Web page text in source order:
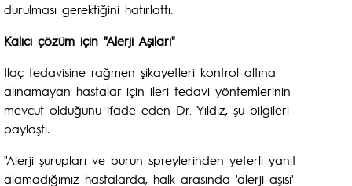
durulması gerektiğini hatırlattı.
Kalıcı çözüm için "Alerji Aşıları"
İlaç tedavisine rağmen şikayetleri kontrol altına
alınamayan hastalar için ileri tedavi yöntemlerinin
mevcut olduğunu ifade eden Dr. Yıldız, şu bilgileri
paylaştı:
"Alerji şurupları ve burun spreylerinden yeterli yanıt
alamadığımız hastalarda, halk arasında 'alerji aşısı'